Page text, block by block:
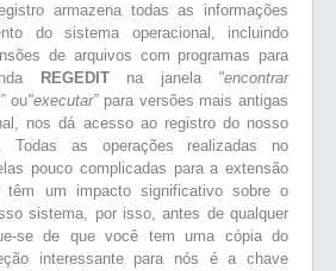
armazena todas as informações
do sistema operacional, incluindo
de arquivos com programas para
REGEDITna janela "encontrar
ou"executar”para versões mais antigas
nos dá acesso ao registro do nosso
Todas as operações realizadas no
pouco complicadas para a extensão
têm um impacto significativo sobre o
sistema, por isso, antes de qualquer
se de que você tem uma cópia do
interessante para nós é a chave